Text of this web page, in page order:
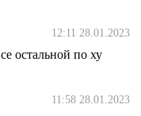
12:11 28.01.2023
остальной по ху
11:58 28.01.2023